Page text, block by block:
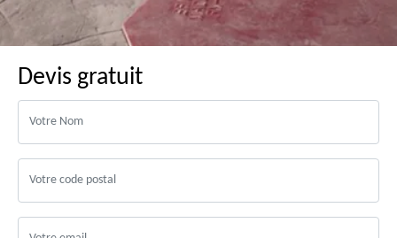
Devis gratuit